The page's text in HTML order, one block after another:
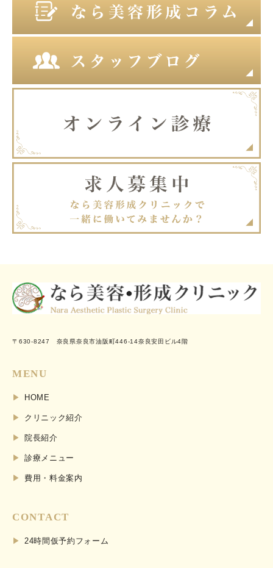
〒630-8247 奈良県奈良市油阪町446-14奈良安田ビル4階
MENU
HOME
クリニック紹介
院長紹介
診療メニュー
費用・料金案内
CONTACT
24時間仮予約フォーム